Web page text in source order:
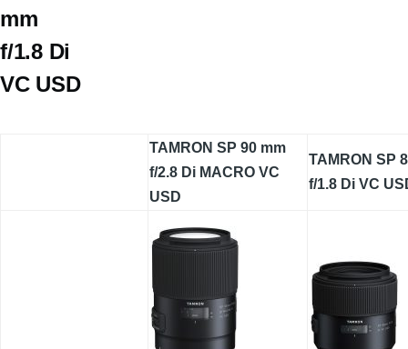
mm
f/1.8 Di
VC USD
TAMRON SP 90 mm
f/2.8 Di MACRO VC
USD
TAMRON SP
f/1.8 Di VC